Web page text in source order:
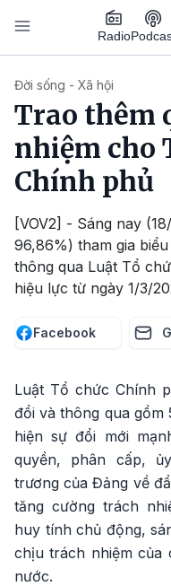
Nhảy đến nội dung
Radio
Đời sống - Xã hội
Trao thêm
nhiệm cho
Chính phủ
[VOV2] - Sáng nay
96,86%) tham gia
thông qua Luật Tổ
hiệu lực từ ngày 1/3/
Facebook
Luật Tổ chức Chính
đổi và thông qua gồm
hiện sự đổi mới
quyền, phân cấp,
trương của Đảng về
tăng cường trách
huy tính chủ động,
chịu trách nhiệm của
nước.